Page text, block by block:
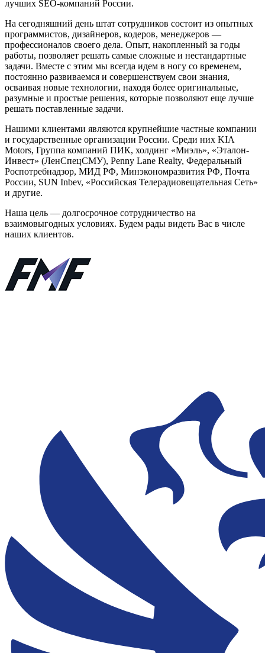
лучших SEO-компаний России.
На сегодняшний день штат сотрудников состоит из опытных
программистов, дизайнеров, кодеров, менеджеров —
профессионалов своего дела. Опыт, накопленный за годы
работы, позволяет решать самые сложные и нестандартные
задачи. Вместе с этим мы всегда идем в ногу со временем,
постоянно развиваемся и совершенствуем свои знания,
осваивая новые технологии, находя более оригинальные,
разумные и простые решения, которые позволяют еще лучше
решать поставленные задачи.
Нашими клиентами являются крупнейшие частные компании
и государственные организации России. Среди них KIA
Motors, Группа компаний ПИК, холдинг «Миэль», «Эталон-
Инвест» (ЛенСпецСМУ), Penny Lane Realty, Федеральный
Роспотребнадзор, МИД РФ, Минэкономразвития РФ, Почта
России, SUN Inbev, «Российская Телерадиовещательная Сеть»
и другие.
Наша цель — долгосрочное сотрудничество на
взаимовыгодных условиях. Будем рады видеть Вас в числе
наших клиентов.